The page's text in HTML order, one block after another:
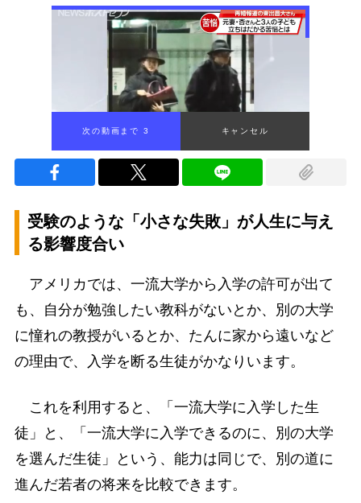
次の動画まで 2 キャンセル
受験のような「小さな失敗」が人生に与え
る影響度合い
アメリカでは、一流大学から入学の許可が出て
も、自分が勉強したい教科がないとか、別の大学
に憧れの教授がいるとか、たんに家から遠いなど
の理由で、入学を断る生徒がかなりいます。
これを利用すると、「一流大学に入学した生
徒」と、「一流大学に入学できるのに、別の大学
を選んだ生徒」という、能力は同じで、別の道に
進んだ若者の将来を比較できます。